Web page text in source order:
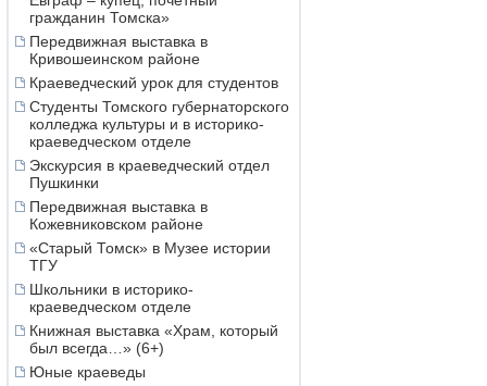
гражданин Томска»
Передвижная выставка в
Кривошеинском районе
Краеведческий урок для студентов
Студенты Томского губернаторского
колледжа культуры и в историко-
краеведческом отделе
Экскурсия в краеведческий отдел
Пушкинки
Передвижная выставка в
Кожевниковском районе
«Старый Томск» в Музее истории
ТГУ
Школьники в историко-
краеведческом отделе
Книжная выставка «Храм, который
был всегда…» (6+)
Юные краеведы